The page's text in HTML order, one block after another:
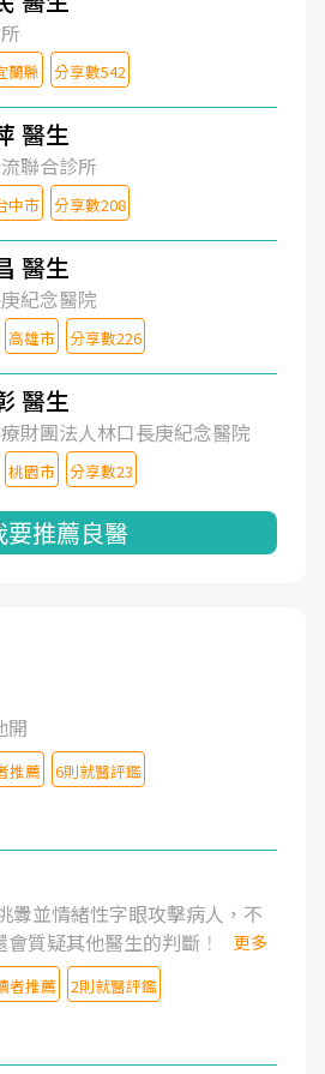
蘭縣 分享數542
醫生
聯合診所
中市 分享數208
醫生
紀念醫院
高雄市 分享數226
醫生
財團法人林口長庚紀念醫院
桃園市 分享數23
要推薦良醫
開
推薦 6則就醫評鑑
釁並情緒性字眼攻擊病人，不
質疑其他醫生的判斷！
更多
者推薦 2則就醫評鑑